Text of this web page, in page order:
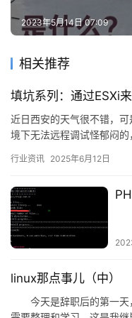
2023年5月14日 07:09
相关推荐
填坑系列：通过ESXi
近日西安的天气很不错，
境下无法远程调试怪郁闷
行业资讯 2025年6月12日
linux那点事儿（中）
今天是辞职后的第一天